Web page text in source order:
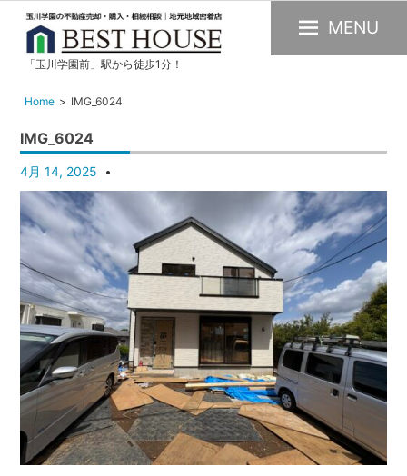
玉
川
園
の
不
動
産
購
入・
売
却・
賃
貸・
管
理
｜
「玉川学園前」駅から徒歩1分！
MENU
Home IMG_6024
IMG_6024
4月 14, 2025